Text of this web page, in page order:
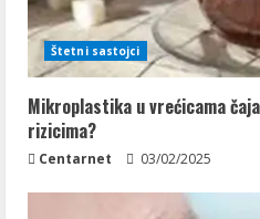
Štetni sastojci
Mikroplastika u vrećicama
rizicima?
Centarnet 03/02/2025